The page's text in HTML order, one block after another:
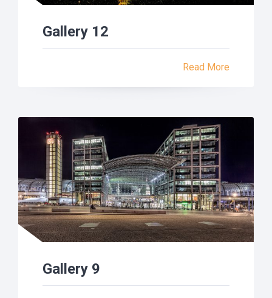
Gallery 12
Read More
Gallery 9